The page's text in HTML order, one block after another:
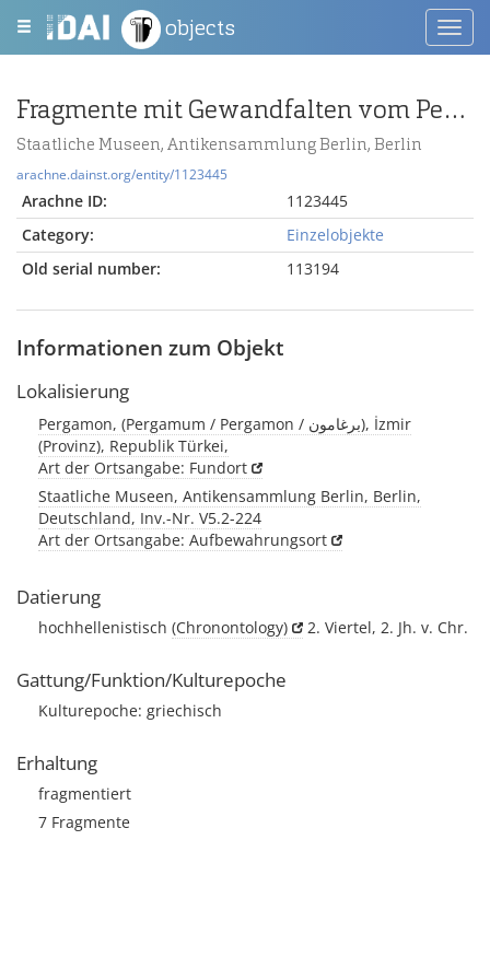
objects
Fragmente mit Gewandfalten vom Pergamonaltar (Rundplastik oder Relief)
Staatliche Museen, Antikensammlung Berlin, Berlin
arachne.dainst.org/entity/1123445
Arachne ID:
1123445
Category:
Einzelobjekte
Old serial number:
113194
Informationen zum Objekt
Lokalisierung
Pergamon, (Pergamum / Pergamon / برغامون), İzmir
(Provinz), Republik Türkei,
Art der Ortsangabe: Fundort
Staatliche Museen, Antikensammlung Berlin, Berlin,
Deutschland, Inv.-Nr. V5.2-224
Art der Ortsangabe: Aufbewahrungsort
Datierung
hochhellenistisch (Chronontology) 2. Viertel, 2. Jh. v. Chr.
Gattung/Funktion/Kulturepoche
Kulturepoche: griechisch
Erhaltung
fragmentiert
7 Fragmente